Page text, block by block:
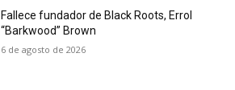
Fallece fundador de Black Roots, Errol
“Barkwood” Brown
6 de agosto de 2026